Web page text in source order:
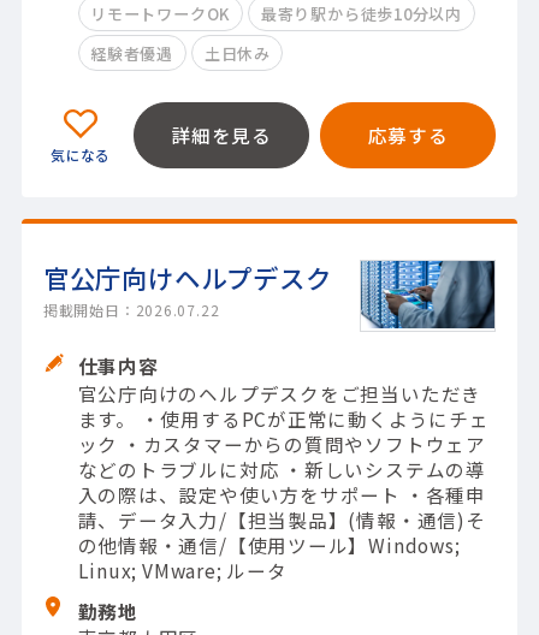
リモートワークOK
最寄り駅から徒歩10分以内
経験者優遇
土日休み
詳細を見る 応募する
官公庁向けヘルプデスク
掲載開始日：2026.07.22
仕事内容
官公庁向けのヘルプデスクをご担当いただき
ます。 ・使用するPCが正常に動くようにチェ
ック ・カスタマーからの質問やソフトウェア
などのトラブルに対応 ・新しいシステムの導
入の際は、設定や使い方をサポート ・各種申
請、データ入力/【担当製品】(情報・通信)そ
の他情報・通信/【使用ツール】Windows;
Linux; VMware; ルータ
勤務地